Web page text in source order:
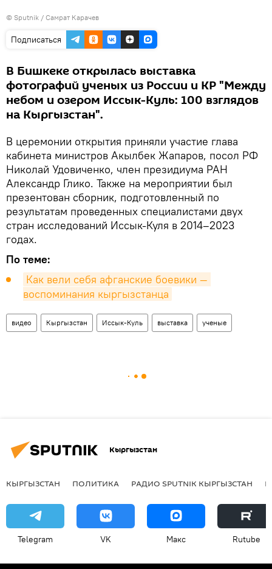
© Sputnik / Самрат Карачев
Подписаться
В Бишкеке открылась выставка
фотографий ученых из России и КР "Между
небом и озером Иссык-Куль: 100 взглядов
на Кыргызстан".
В церемонии открытия приняли участие глава
кабинета министров Акылбек Жапаров, посол РФ
Николай Удовиченко, член президиума РАН
Александр Глико. Также на мероприятии был
презентован сборник, подготовленный по
результатам проведенных специалистами двух
стран исследований Иссык-Куля в 2014–2023
годах.
По теме:
Как вели себя афганские боевики —
воспоминания кыргызстанца
видео Кыргызстан Иссык-Куль выставка ученые
Кыргызстан
КЫРГЫЗСТАН ПОЛИТИКА РАДИО SPUTNIK КЫРГЫЗСТАН
Telegram VK Макс Rutube